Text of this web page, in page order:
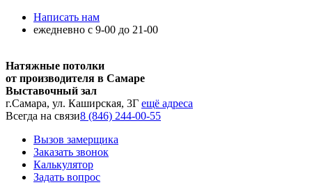
Написать нам
ежедневно с 9-00 до 21-00
Натяжные потолки
от производителя в Самаре
Выставочный зал
г.Самара, ул. Каширская, 3Г ещё адреса
Всегда на связи8 (846) 244-00-55
Вызов замерщика
Заказать звонок
Калькулятор
Задать вопрос